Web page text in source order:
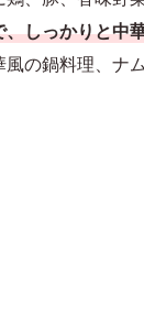
しっかりと中
の鍋料理、ナ